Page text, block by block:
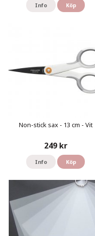
Info Köp
Non-stick sax - 13 cm - Vit
249 kr
Info Köp